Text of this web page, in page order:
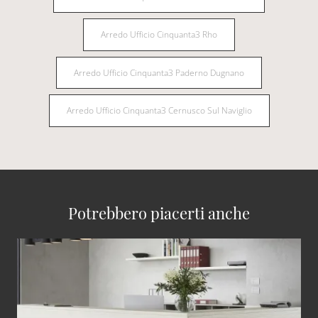
Arredo Ufficio Cinquanta3 Rho
Arredo Ufficio Cinquanta3 Paderno Dugnano
Arredo Ufficio Cinquanta3 Cernusco Sul Naviglio
Potrebbero piacerti anche